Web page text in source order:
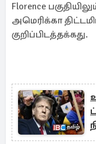
Florence
அமெரிக்கா
குறிப்பிடத்தக்கது.